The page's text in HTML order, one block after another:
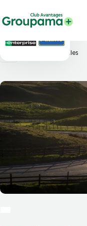
Véhicules